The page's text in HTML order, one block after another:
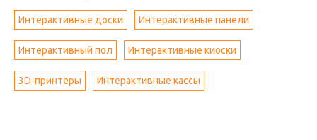
Интерактивные доски Интерактивные панели
Интерактивный пол Интерактивные киоски
3D-принтеры Интерактивные кассы